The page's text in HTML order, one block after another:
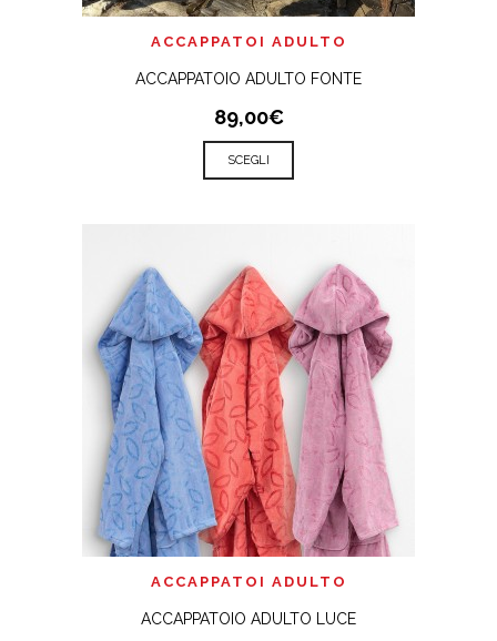
ACCAPPATOI ADULTO
ACCAPPATOIO ADULTO FONTE
89,00€
SCEGLI
ACCAPPATOI ADULTO
ACCAPPATOIO ADULTO LUCE